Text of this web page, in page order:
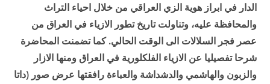
الدار في ابراز هوية الزي العراقي من خلال احياء التراث
والمحافظة عليه، وتناولت تاريخ تطور الازياء في العراق من
عصر فجر السلالات الى الوقت الحالي. كما تضمنت المحاضرة
شرحا تفصيليا عن الازياء الفلكلورية في العراق ومنها الازار
والزبون والهاشمي والدشداشة والعباءة رافقتها عرض صور (داتا